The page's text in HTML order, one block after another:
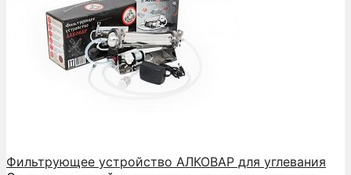
Фильтрующее устройство АЛКОВАР для углевания